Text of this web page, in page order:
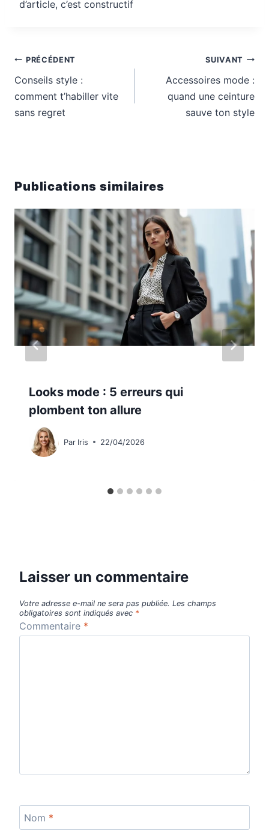
d’article, c’est constructif
Navigation
de
PRÉCÉDENT
Conseils style :
comment t’habiller vite
sans regret
SUIVANT
Accessoires mode :
quand une ceinture
sauve ton style
Publications similaires
Looks mode : 5 erreurs qui
plombent ton allure
Par Iris 22/04/2026
Laisser un commentaire
Votre adresse e-mail ne sera pas publiée. Les champs
obligatoires sont indiqués avec *
Commentaire *
Nom *